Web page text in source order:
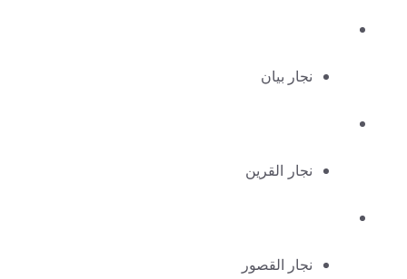
نجار بيان
نجار القرين
نجار القصور